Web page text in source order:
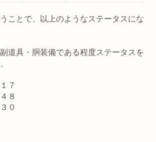
ことで、以上のようなステータスにな
道具・胴装備である程度ステータスを
７
８